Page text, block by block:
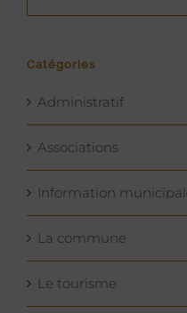
Catégories
Administratif
Associations
Information
La commune
Le tourisme